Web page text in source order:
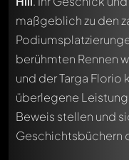
maßgeblich zu den
berühmten Rennen
und der Targa Florio
überlegene
Beweis stellen und
Geschichtsbüchern